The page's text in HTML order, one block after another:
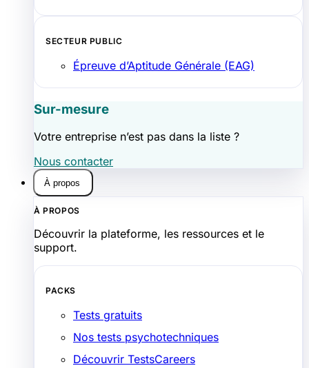
SECTEUR PUBLIC
Épreuve d’Aptitude Générale (EAG)
Sur-mesure
Votre entreprise n’est pas dans la liste ?
Nous contacter
À propos
À PROPOS
Découvrir la plateforme, les ressources et le
support.
PACKS
Tests gratuits
Nos tests psychotechniques
Découvrir TestsCareers